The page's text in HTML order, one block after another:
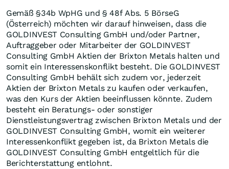
Gemäß §34b WpHG und § 48f Abs. 5 BörseG
(Österreich) möchten wir darauf hinweisen, dass die
GOLDINVEST Consulting GmbH und/oder Partner,
Auftraggeber oder Mitarbeiter der GOLDINVEST
Consulting GmbH Aktien der Brixton Metals halten und
somit ein Interessenskonflikt besteht. Die GOLDINVEST
Consulting GmbH behält sich zudem vor, jederzeit
Aktien der Brixton Metals zu kaufen oder verkaufen,
was den Kurs der Aktien beeinflussen könnte. Zudem
besteht ein Beratungs- oder sonstiger
Dienstleistungsvertrag zwischen Brixton Metals und der
GOLDINVEST Consulting GmbH, womit ein weiterer
Interessenkonflikt gegeben ist, da Brixton Metals die
GOLDINVEST Consulting GmbH entgeltlich für die
Berichterstattung entlohnt.